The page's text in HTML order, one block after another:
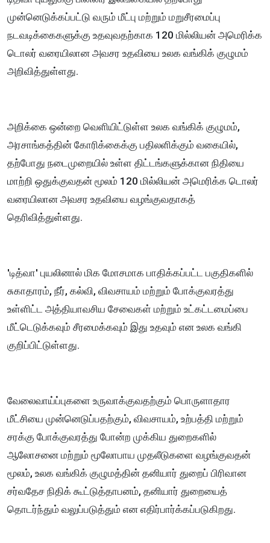
முன்னெடுக்கப்பட்டு வரும் மீட்பு மற்றும் மறுசீரமைப்பு
நடவடிக்கைகளுக்கு உதவுவதற்காக 120 மில்லியன் அமெரிக்க
டொலர் வரையிலான அவசர உதவியை உலக வங்கிக் குழுமம்
அறிவித்துள்ளது.
அறிக்கை ஒன்றை வெளியிட்டுள்ள உலக வங்கிக் குழுமம்,
அரசாங்கத்தின் கோரிக்கைக்கு பதிலளிக்கும் வகையில்,
தற்போது நடைமுறையில் உள்ள திட்டங்களுக்கான நிதியை
மாற்றி ஒதுக்குவதன் மூலம் 120 மில்லியன் அமெரிக்க டொலர்
வரையிலான அவசர உதவியை வழங்குவதாகத்
தெரிவித்துள்ளது.
'டித்வா' புயலினால் மிக மோசமாக பாதிக்கப்பட்ட பகுதிகளில்
சுகாதாரம், நீர், கல்வி, விவசாயம் மற்றும் போக்குவரத்து
உள்ளிட்ட அத்தியாவசிய சேவைகள் மற்றும் உட்கட்டமைப்பை
மீட்டெடுக்கவும் சீரமைக்கவும் இது உதவும் என உலக வங்கி
குறிப்பிட்டுள்ளது.
வேலைவாய்ப்புகளை உருவாக்குவதற்கும் பொருளாதார
மீட்சியை முன்னெடுப்பதற்கும், விவசாயம், உற்பத்தி மற்றும்
சரக்கு போக்குவரத்து போன்ற முக்கிய துறைகளில்
ஆலோசனை மற்றும் மூலோபாய முதலீடுகளை வழங்குவதன்
மூலம், உலக வங்கிக் குழுமத்தின் தனியார் துறைப் பிரிவான
சர்வதேச நிதிக் கூட்டுத்தாபனம், தனியார் துறையைத்
தொடர்ந்தும் வலுப்படுத்தும் என எதிர்பார்க்கப்படுகிறது.